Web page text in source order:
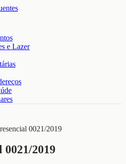
e Lazer
0021/2019
0021/2019